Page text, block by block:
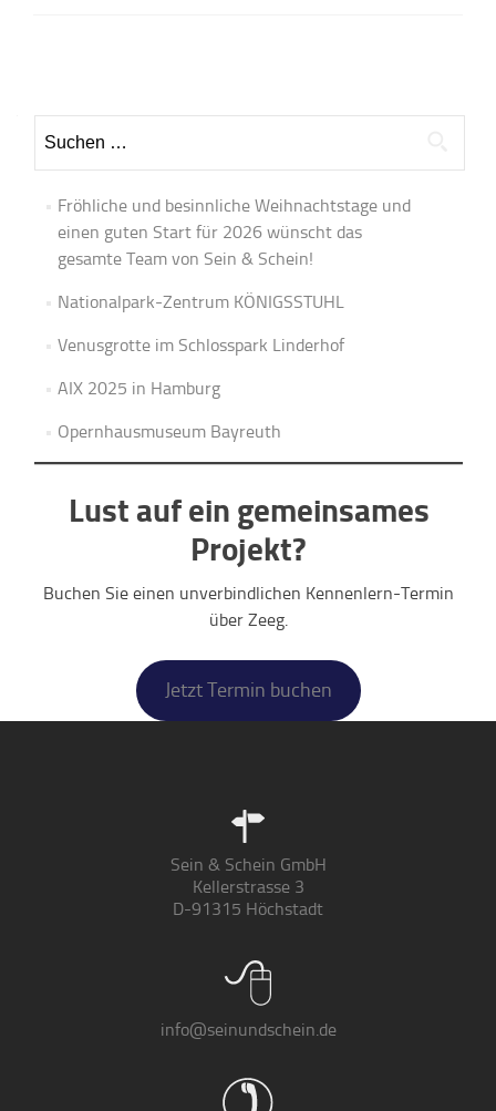
Navigation
nach:
Fröhliche und besinnliche Weihnachtstage und
einen guten Start für 2026 wünscht das
gesamte Team von Sein & Schein!
Nationalpark-Zentrum KÖNIGSSTUHL
Venusgrotte im Schlosspark Linderhof
AIX 2025 in Hamburg
Opernhausmuseum Bayreuth
Lust auf ein gemeinsames
Projekt?
Buchen Sie einen unverbindlichen Kennenlern-Termin
über Zeeg.
Jetzt Termin buchen
Sein & Schein GmbH
Kellerstrasse 3
D-91315 Höchstadt
info@seinundschein.de